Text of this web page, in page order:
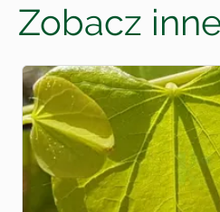
Zobacz